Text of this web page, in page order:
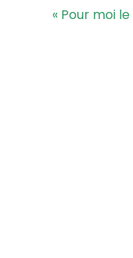
« Pour moi
Nicole